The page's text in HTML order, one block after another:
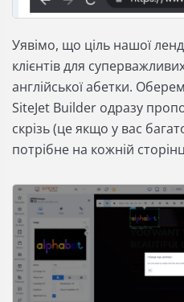
Уявімо, що ціль нашої
клієнтів для
англійської абетки.
SiteJet Builder одразу
скрізь (це якщо у вас
потрібне на кожній